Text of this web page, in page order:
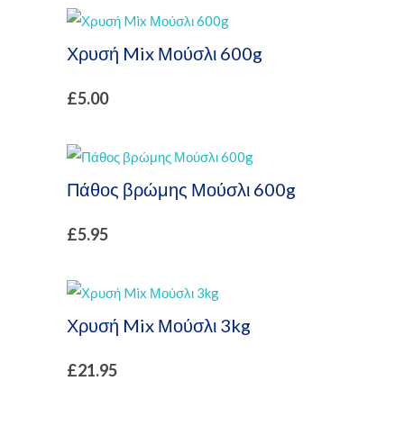
Χρυσή Mix Μούσλι 600g
£5.00
Πάθος βρώμης Μούσλι 600g
£5.95
Χρυσή Mix Μούσλι 3kg
£21.95